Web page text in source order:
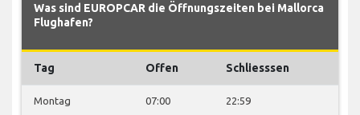
Was sind EUROPCAR die Öffnungszeiten bei Mallorca
Flughafen?
Tag Offen Schliesssen
Montag 07:00 22:59